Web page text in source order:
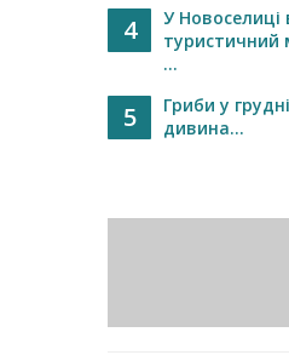
4
У Новоселиці
...
5
Гриби у
дивина...